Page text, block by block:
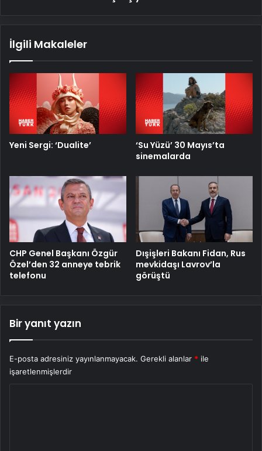
İlgili Makaleler
Yeni Sergi: ‘Dualite’
‘Su Yüzü’ 30 Mayıs’ta
sinemalarda
CHP Genel Başkanı Özgür
Özel’den 32 anneye tebrik
telefonu
Dışişleri Bakanı Fidan, Rus
mevkidaşı Lavrov’la
görüştü
Bir yanıt yazın
E-posta adresiniz yayınlanmayacak. Gerekli alanlar * ile
işaretlenmişlerdir